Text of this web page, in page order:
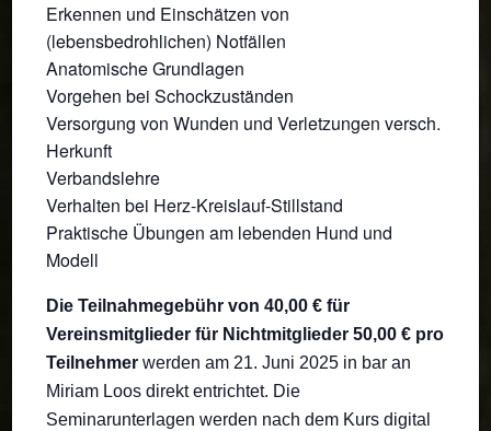
Erkennen und Einschätzen von
(lebensbedrohlichen) Notfällen
Anatomische Grundlagen
Vorgehen bei Schockzuständen
Versorgung von Wunden und Verletzungen versch.
Herkunft
Verbandslehre
Verhalten bei Herz-Kreislauf-Stillstand
Praktische Übungen am lebenden Hund und
Modell
Die Teilnahmegebühr von 40,00 € für
Vereinsmitglieder für Nichtmitglieder 50,00 € pro
Teilnehmer werden am 21. Juni 2025 in bar an
Miriam Loos direkt entrichtet. Die
Seminarunterlagen werden nach dem Kurs digital